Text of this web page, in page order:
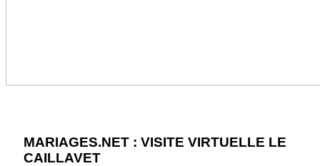
MARIAGES.NET : VISITE VIRTUELLE LE
CAILLAVET